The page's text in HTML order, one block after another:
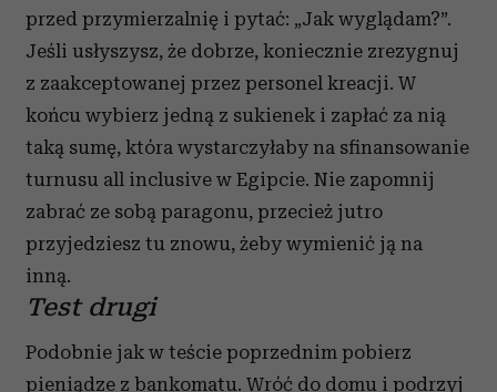
przed przymierzalnię i pytać: „Jak wyglądam?”.
Jeśli usłyszysz, że dobrze, koniecznie zrezygnuj
z zaakceptowanej przez personel kreacji. W
końcu wybierz jedną z sukienek i zapłać za nią
taką sumę, która wystarczyłaby na sfinansowanie
turnusu all inclusive w Egipcie. Nie zapomnij
zabrać ze sobą paragonu, przecież jutro
przyjedziesz tu znowu, żeby wymienić ją na
inną.
Test drugi
Podobnie jak w teście poprzednim pobierz
pieniądze z bankomatu. Wróć do domu i podrzyj